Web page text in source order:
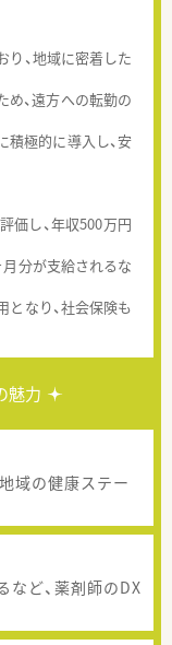
、地域に密着した
、遠方への転勤の
極的に導入し、安
価し、年収500万円
分が支給されるな
なり、社会保険も
魅力
域の健康ステー
ど、薬剤師のDX